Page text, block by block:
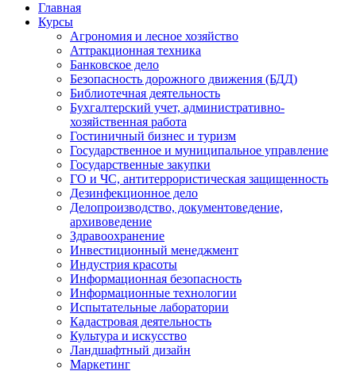
Главная
Курсы
Агрономия и лесное хозяйство
Аттракционная техника
Банковское дело
Безопасность дорожного движения (БДД)
Библиотечная деятельность
Бухгалтерский учет, административно-
хозяйственная работа
Гостиничный бизнес и туризм
Государственное и муниципальное управление
Государственные закупки
ГО и ЧС, антитеррористическая защищенность
Дезинфекционное дело
Делопроизводство, документоведение,
архивоведение
Здравоохранение
Инвестиционный менеджмент
Индустрия красоты
Информационная безопасность
Информационные технологии
Испытательные лаборатории
Кадастровая деятельность
Культура и искусство
Ландшафтный дизайн
Маркетинг